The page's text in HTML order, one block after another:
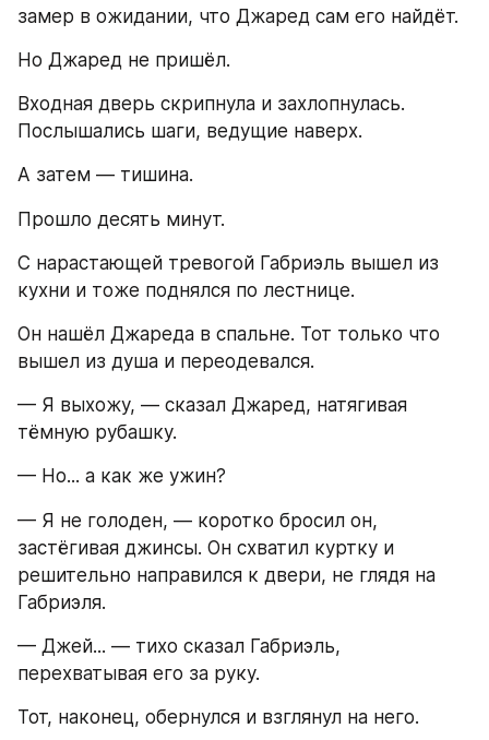
замер в ожидании, что Джаред сам его найдёт.
Но Джаред не пришёл.
Входная дверь скрипнула и захлопнулась.
Послышались шаги, ведущие наверх.
А затем — тишина.
Прошло десять минут.
С нарастающей тревогой Габриэль вышел из
кухни и тоже поднялся по лестнице.
Он нашёл Джареда в спальне. Тот только что
вышел из душа и переодевался.
— Я выхожу, — сказал Джаред, натягивая
тёмную рубашку.
— Но... а как же ужин?
— Я не голоден, — коротко бросил он,
застёгивая джинсы. Он схватил куртку и
решительно направился к двери, не глядя на
Габриэля.
— Джей... — тихо сказал Габриэль,
перехватывая его за руку.
Тот, наконец, обернулся и взглянул на него.